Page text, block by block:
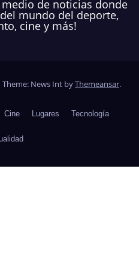
de noticias donde
mundo del deporte,
cine y más!
Theme: News Int byThemeansar.
Cine Lugares Tecnología